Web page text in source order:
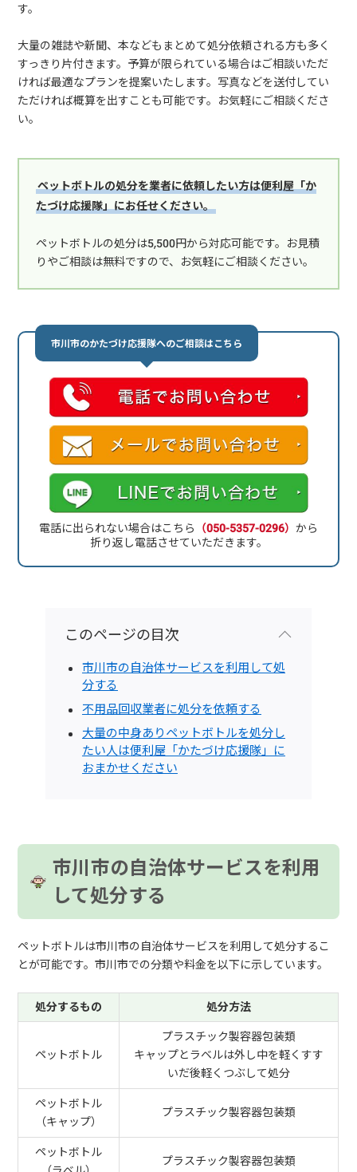
す。
大量の雑誌や新聞、本などもまとめて処分依頼される方も多く
すっきり片付きます。予算が限られている場合はご相談いただ
ければ最適なプランを提案いたします。写真などを送付してい
ただければ概算を出すことも可能です。お気軽にご相談くださ
い。
ペットボトルの処分を業者に依頼したい方は便利屋「か
たづけ応援隊」にお任せください。
ペットボトルの処分は5,500円から対応可能です。お見積
りやご相談は無料ですので、お気軽にご相談ください。
市川市のかたづけ応援隊へのご相談はこちら
電話に出られない場合はこちら （050-5357-0296） から
折り返し電話させていただきます。
このページの目次
市川市の自治体サービスを利用して処
分する
不用品回収業者に処分を依頼する
大量の中身ありペットボトルを処分し
たい人は便利屋「かたづけ応援隊」に
おまかせください
市川市の自治体サービスを利用
して処分する
ペットボトルは市川市の自治体サービスを利用して処分するこ
とが可能です。市川市での分類や料金を以下に示しています。
処分するもの 処分方法
ペットボトル
プラスチック製容器包装類
キャップとラベルは外し中を軽くすす
いだ後軽くつぶして処分
ペットボトル
（キャップ）
プラスチック製容器包装類
ペットボトル
プラスチック製容器包装類